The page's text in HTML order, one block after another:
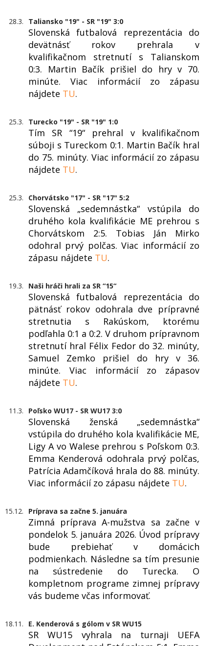
28.3. Taliansko "19" - SR "19" 3:0
Slovenská futbalová reprezentácia do
devätnásť rokov prehrala v
kvalifikačnom stretnutí s Talianskom
0:3. Martin Bačík prišiel do hry v 70.
minúte. Viac informácií zo zápasu
nájdete TU.
25.3. Turecko "19" - SR "19" 1:0
Tím SR “19“ prehral v kvalifikačnom
súboji s Tureckom 0:1. Martin Bačík hral
do 75. minúty. Viac informácií zo zápasu
nájdete TU.
25.3. Chorvátsko "17" - SR "17" 5:2
Slovenská „sedemnástka“ vstúpila do
druhého kola kvalifikácie ME prehrou s
Chorvátskom 2:5. Tobias Ján Mirko
odohral prvý polčas. Viac informácií zo
zápasu nájdete TU.
19.3. Naši hráči hrali za SR “15“
Slovenská futbalová reprezentácia do
pätnásť rokov odohrala dve prípravné
stretnutia s Rakúskom, ktorému
podľahla 0:1 a 0:2. V druhom prípravnom
stretnutí hral Félix Fedor do 32. minúty,
Samuel Zemko prišiel do hry v 36.
minúte. Viac informácií zo zápasov
nájdete TU.
11.3. Poľsko WU17 - SR WU17 3:0
Slovenská ženská „sedemnástka“
vstúpila do druhého kola kvalifikácie ME,
Ligy A vo Walese prehrou s Poľskom 0:3.
Emma Kenderová odohrala prvý polčas,
Patrícia Adamčíková hrala do 88. minúty.
Viac informácií zo zápasu nájdete TU.
15.12. Príprava sa začne 5. januára
Zimná príprava A-mužstva sa začne v
pondelok 5. januára 2026. Úvod prípravy
bude prebiehať v domácich
podmienkach. Následne sa tím presunie
na sústredenie do Turecka. O
kompletnom programe zimnej prípravy
vás budeme včas informovať.
18.11. E. Kenderová s gólom v SR WU15
SR WU15 vyhrala na turnaji UEFA